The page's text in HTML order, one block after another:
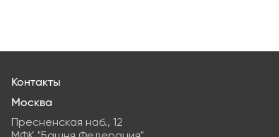
Контакты
Москва
Пресненская наб., 12